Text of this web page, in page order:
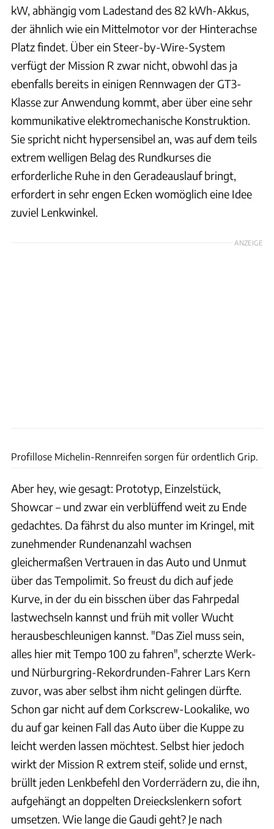
kW, abhängig vom Ladestand des 82 kWh-Akkus,
der ähnlich wie ein Mittelmotor vor der Hinterachse
Platz findet. Über ein Steer-by-Wire-System
verfügt der Mission R zwar nicht, obwohl das ja
ebenfalls bereits in einigen Rennwagen der GT3-
Klasse zur Anwendung kommt, aber über eine sehr
kommunikative elektromechanische Konstruktion.
Sie spricht nicht hypersensibel an, was auf dem teils
extrem welligen Belag des Rundkurses die
erforderliche Ruhe in den Geradeauslauf bringt,
erfordert in sehr engen Ecken womöglich eine Idee
zuviel Lenkwinkel.
ANZEIGE
Profillose Michelin-Rennreifen sorgen für ordentlich Grip.
Aber hey, wie gesagt: Prototyp, Einzelstück,
Showcar – und zwar ein verblüffend weit zu Ende
gedachtes. Da fährst du also munter im Kringel, mit
zunehmender Rundenanzahl wachsen
gleichermaßen Vertrauen in das Auto und Unmut
über das Tempolimit. So freust du dich auf jede
Kurve, in der du ein bisschen über das Fahrpedal
lastwechseln kannst und früh mit voller Wucht
herausbeschleunigen kannst. "Das Ziel muss sein,
alles hier mit Tempo 100 zu fahren", scherzte Werk-
und Nürburgring-Rekordrunden-Fahrer Lars Kern
zuvor, was aber selbst ihm nicht gelingen dürfte.
Schon gar nicht auf dem Corkscrew-Lookalike, wo
du auf gar keinen Fall das Auto über die Kuppe zu
leicht werden lassen möchtest. Selbst hier jedoch
wirkt der Mission R extrem steif, solide und ernst,
brüllt jeden Lenkbefehl den Vorderrädern zu, die ihn,
aufgehängt an doppelten Dreieckslenkern sofort
umsetzen. Wie lange die Gaudi geht? Je nach